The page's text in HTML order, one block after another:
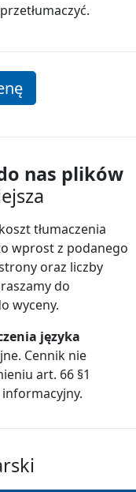
nas plików
tłumaczenia
wprost z podanego
oraz liczby
do
wyceny.
języka
Cennik nie
art. 66 §1